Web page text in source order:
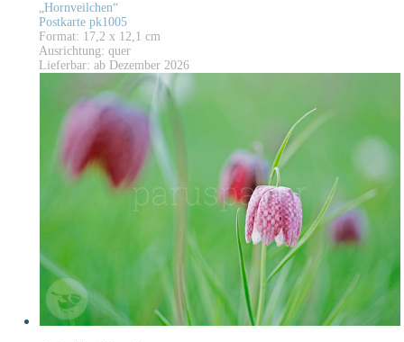
„Hornveilchen“
Postkarte pk1005
Format: 17,2 x 12,1 cm
Ausrichtung: quer
Lieferbar: ab Dezember 2026